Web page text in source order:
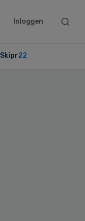
Inloggen
Search
Skipr22